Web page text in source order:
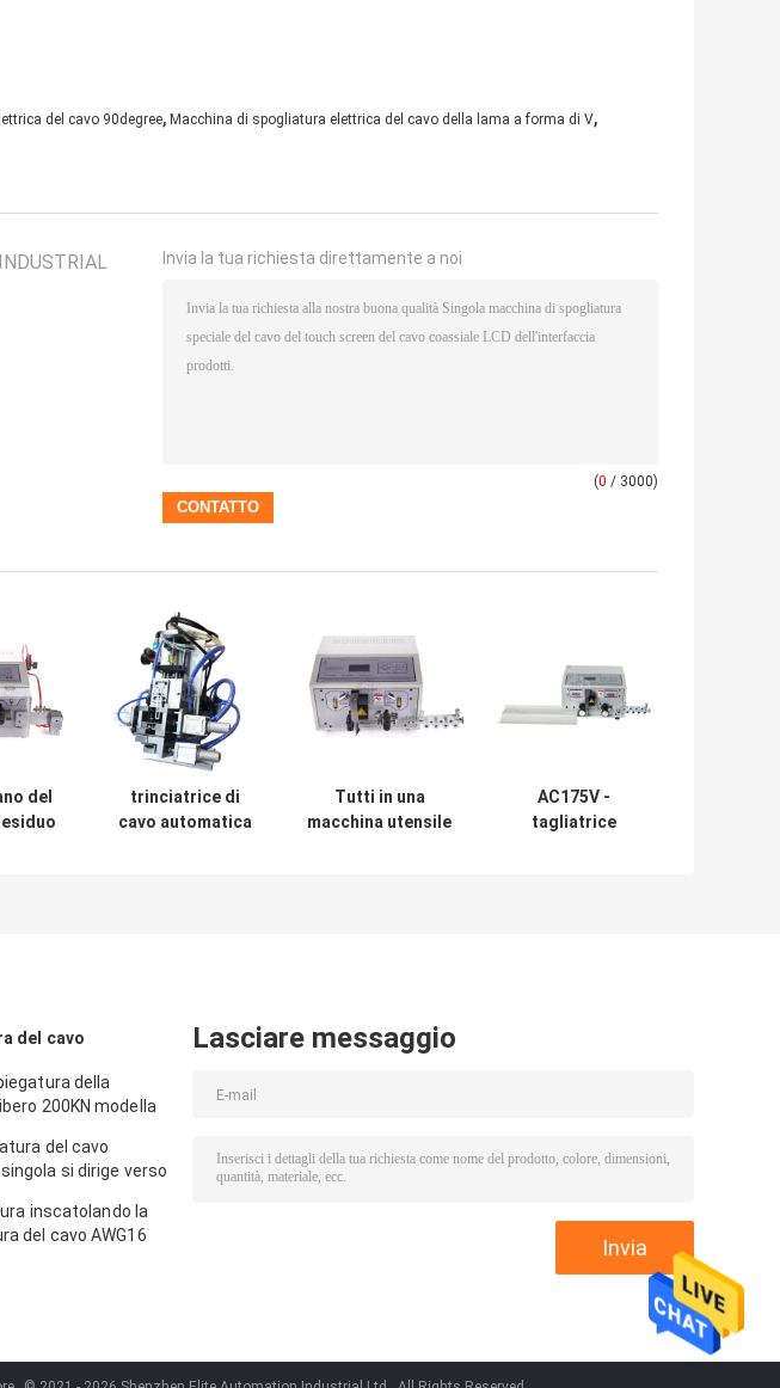
del cavo 90degree, Macchina di spogliatura elettrica del cavo della lama a forma di V,
Invia la tua richiesta direttamente a noi
(0 / 3000)
del
trinciatrice di
cavo automatica
Tutti in una
macchina utensile
AC175V -
tagliatrice
del cavo
della
200KN modella
del cavo
si dirige verso
inscatolando la
del cavo AWG16
Lasciare messaggio